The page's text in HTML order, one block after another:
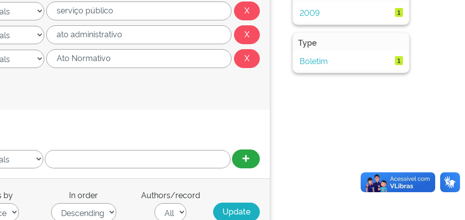
by In order Authors/record
2009
1
Type
Boletim
1